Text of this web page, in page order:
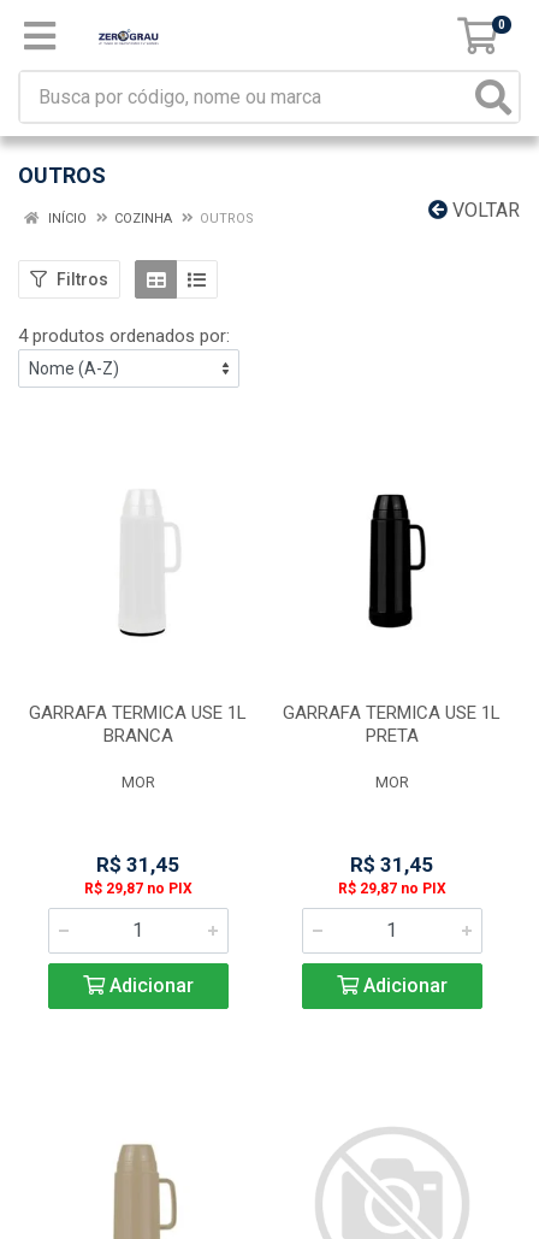
0
OUTROS
VOLTAR
INÍCIO COZINHA OUTROS
Filtros
4 produtos ordenados por:
GARRAFA TERMICA USE 1L
BRANCA
MOR
R$ 31,45
R$ 29,87 no PIX
Adicionar
GARRAFA TERMICA USE 1L
PRETA
MOR
R$ 31,45
R$ 29,87 no PIX
Adicionar